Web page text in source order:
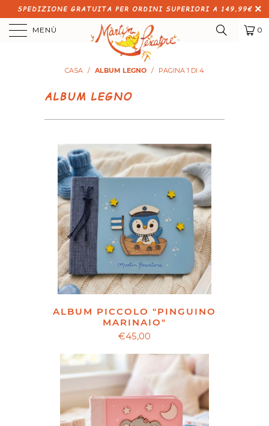
SPEDIZIONE GRATUITA PER ORDINI SUPERIORI A 149,99€
MENÙ 0
CASA / ALBUM LEGNO / PAGINA 1 DI 4
ALBUM LEGNO
ALBUM PICCOLO "PINGUINO
MARINAIO"
€45,00